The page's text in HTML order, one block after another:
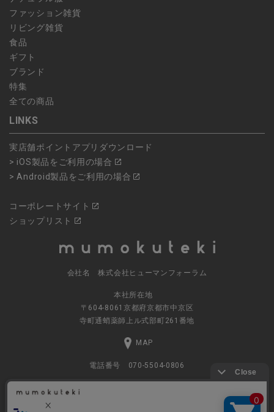
ファッション雑貨
リビング雑貨
食品
ギフト
ブランド
特集
全ての商品
LINKS
実店舗ポイントアプリダウンロード
> iOS製品をご利用の場合
> Android製品をご利用の場合
コーポレートサイト
ショップリスト
会社名 株式会社ヒューマンフォーラム
本社所在地
〒604-8061京都府京都市中京区
寺町通蛸薬師上ル式部町261番地
MAP
電話番号 070-5504-0806